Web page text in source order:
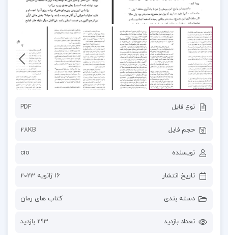
نوع فایل PDF
حجم فایل 28KB
نویسنده cio
تاریخ انتشار 16 ژانویه 2023
دسته بندی کتاب های رمان
تعداد بازدید 293 بازدید